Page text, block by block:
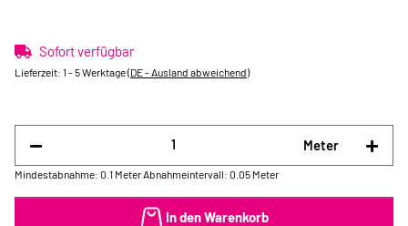
Sofort verfügbar
Lieferzeit: 1 - 5 Werktage(DE - Ausland abweichend)
Meter
Mindestabnahme: 0.1 Meter Abnahmeintervall: 0.05 Meter
In den Warenkorb